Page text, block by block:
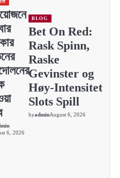
6, 2026
BLOG
Bet On Red:
Rask Spinn,
Raske
Gevinster og
Høy‑Intensitet
Slots Spill
byadminAugust 6, 2026